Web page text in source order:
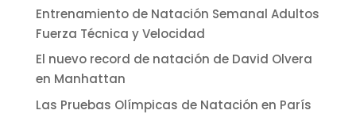
Entrenamiento de Natación Semanal Adultos
Fuerza Técnica y Velocidad
El nuevo record de natación de David Olvera
en Manhattan
Las Pruebas Olímpicas de Natación en París